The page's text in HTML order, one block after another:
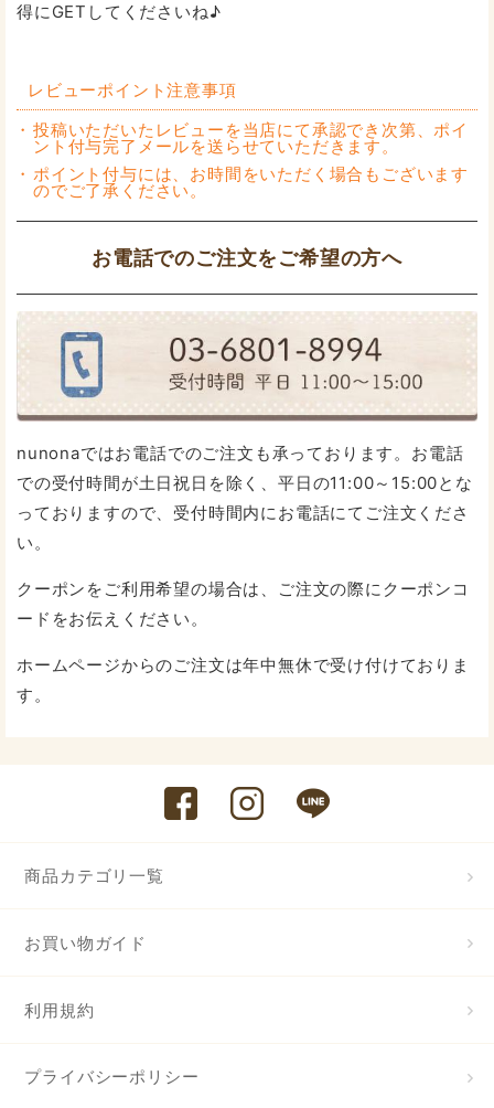
得にGETしてくださいね♪
レビューポイント注意事項
投稿いただいたレビューを当店にて承認でき次第、ポイ
ント付与完了メールを送らせていただきます。
ポイント付与には、お時間をいただく場合もございます
のでご了承ください。
お電話でのご注文をご希望の方へ
nunonaではお電話でのご注文も承っております。お電話
での受付時間が土日祝日を除く、平日の11:00～15:00とな
っておりますので、受付時間内にお電話にてご注文くださ
い。
クーポンをご利用希望の場合は、ご注文の際にクーポンコ
ードをお伝えください。
ホームページからのご注文は年中無休で受け付けておりま
す。
商品カテゴリ一覧
お買い物ガイド
利用規約
プライバシーポリシー